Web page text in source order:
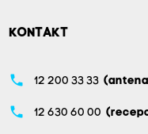
KONTAKT
phone 12 200 33 33
phone 12 630 60 00